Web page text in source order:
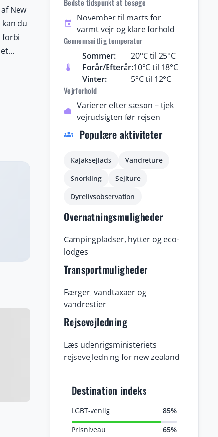
New
du
forbi
Bedste tidspunkt at besøge
event
November til marts for
varmt vejr og klare forhold
Gennemsnitlig temperatur
thermostat
Sommer:
20°C til 25°C
Forår/Efterår:10°C til 18°C
Vinter:
5°C til 12°C
Vejrforhold
cloud
Varierer efter sæson – tjek
vejrudsigten før rejsen
groups Populære aktiviteter
Kajaksejlads
Vandreture
Snorkling
Sejlture
Dyrelivsobservation
Overnatningsmuligheder
Campingpladser, hytter og eco-
lodges
Transportmuligheder
Færger, vandtaxaer og
vandrestier
Rejsevejledning
Læs udenrigsministeriets
rejsevejledning for new zealand
Destination indeks
LGBT-venlig 85%
Prisniveau 65%